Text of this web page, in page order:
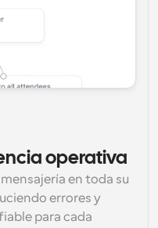
operativa
en toda su
errores y
para cada